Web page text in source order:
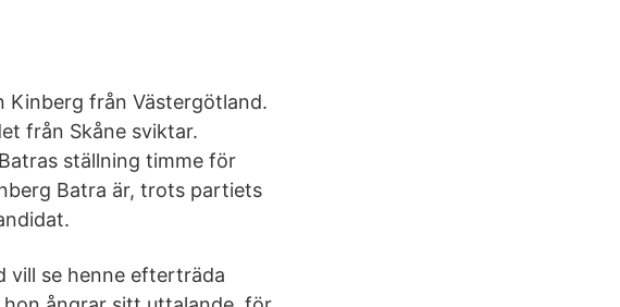
Kinberg från Västergötland.
från Skåne sviktar.
ställning timme för
Batra är, trots partiets
vill se henne efterträda